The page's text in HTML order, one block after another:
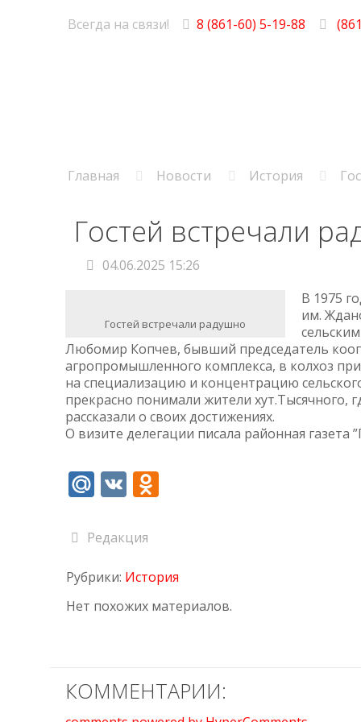
Всегда на связи! 8 (861-60) 5-19-88
Главная Новости История
Гостей встречали
04.06.2025 15:26
Гостей встречали радушно
В 1975
им.
Любомир Копчев, бывший председатель
агропромышленного комплекса, в колхоз
на специализацию и концентрацию
прекрасно понимали жители хут.Тысячного,
рассказали о своих достижениях.
О визите делегации писала районная газета
Mail.Ru
VKOdnoklassniki
Редакция
Рубрики: История
Нет похожих материалов.
КОММЕНТАРИИ: